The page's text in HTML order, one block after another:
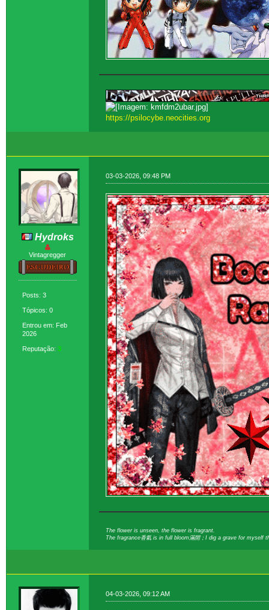
https://psilocybe.neocities.org
Hydroks
Vintagregger
Posts: 3
Tópicos: 0
Entrou em: Feb
2026
Reputação: 3
03-03-2026, 09:48 PM
The flower is unseen, the flower is fragrant.
The fragrance香氣 is in full bloom滿開；I dig a grave for myself
04-03-2026, 09:12 AM